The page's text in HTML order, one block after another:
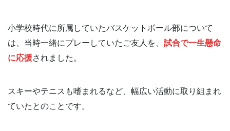
小学校時代に所属していたバスケットボール部について
は、当時一緒にプレーしていたご友人を、 試合で一生懸命
に応援されました。
スキーやテニスも嗜まれるなど、幅広い活動に取り組まれ
ていたとのことです。